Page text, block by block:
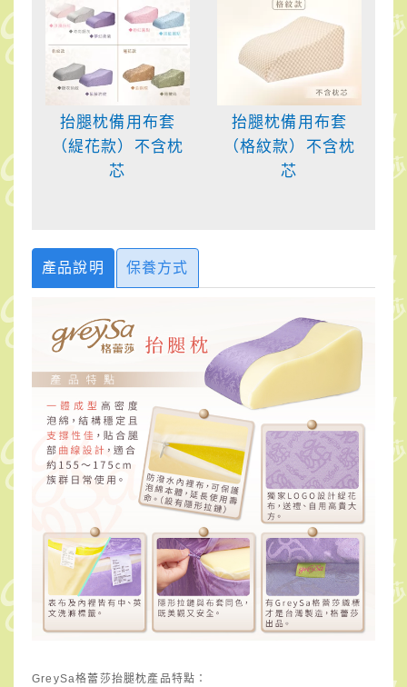
抬腿枕備用布套
（緹花款）不含枕
芯
抬腿枕備用布套
（格紋款）不含枕
芯
產品說明 保養方式
GreySa格蕾莎抬腿枕產品特點：